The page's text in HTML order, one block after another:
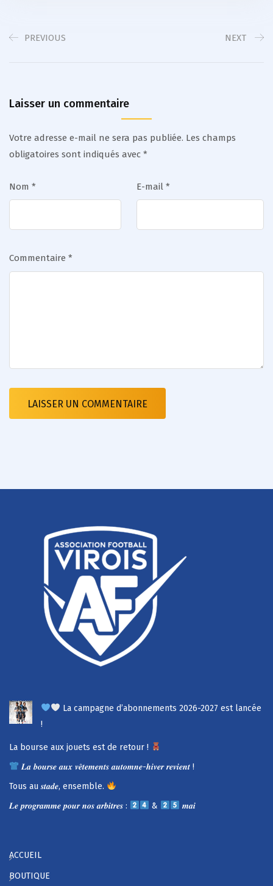
PREVIOUS NEXT
Laisser un commentaire
Votre adresse e-mail ne sera pas publiée. Les champs
obligatoires sont indiqués avec *
Nom * E-mail *
Commentaire *
La campagne d’abonnements 2026-2027 est lancée
!
La bourse aux jouets est de retour !
𝑳𝒂 𝒃𝒐𝒖𝒓𝒔𝒆 𝒂𝒖𝒙 𝒗𝒆̂𝒕𝒆𝒎𝒆𝒏𝒕𝒔 𝒂𝒖𝒕𝒐𝒎𝒏𝒆-𝒉𝒊𝒗𝒆𝒓 𝒓𝒆𝒗𝒊𝒆𝒏𝒕 !
Tous au 𝒔𝒕𝒂𝒅𝒆, ensemble.
𝑳𝒆 𝒑𝒓𝒐𝒈𝒓𝒂𝒎𝒎𝒆 𝒑𝒐𝒖𝒓 𝒏𝒐𝒔 𝒂𝒓𝒃𝒊𝒕𝒓𝒆𝒔 :
& 𝒎𝒂𝒊
ACCUEIL
BOUTIQUE